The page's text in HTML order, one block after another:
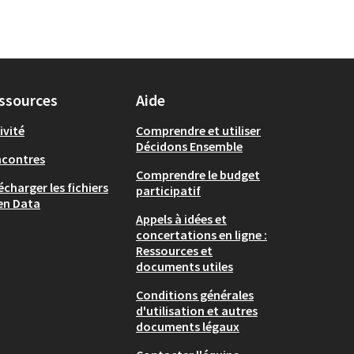
les fichiers
Data
Aide
Comprendre et utiliser
Décidons Ensemble
Comprendre le budget
participatif
Appels à idées et
concertations en ligne :
Ressources et
documents utiles
Conditions générales
d'utilisation et autres
documents légaux